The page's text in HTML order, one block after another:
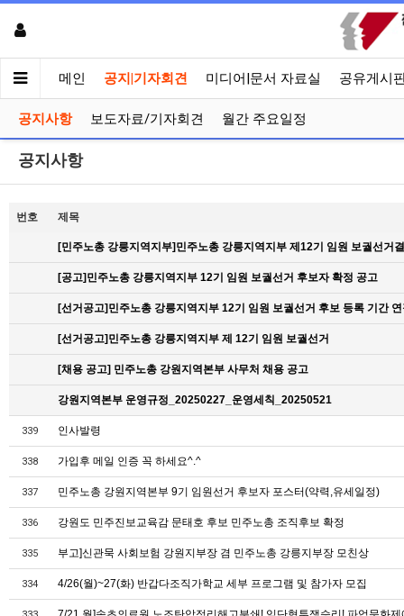
메인 공지|기자회견 미디어|문서 자료실 공유게시
공지사항 보도자료/기자회견 월간 주요일정
공지사항
번호 제목
[민주노총 강릉지역지부]민주노총 강릉지역지부 제12기 임원 보궐선거
[공고]민주노총 강릉지역지부 12기 임원 보궐선거 후보자 확정 공고
[선거공고]민주노총 강릉지역지부 12기 임원 보궐선거 후보 등록 기간
[선거공고]민주노총 강릉지역지부 제 12기 임원 보궐선거
[채용 공고] 민주노총 강원지역본부 사무처 채용 공고
강원지역본부 운영규정_20250227_운영세칙_20250521
339 인사발령
338 가입후 메일 인증 꼭 하세요^.^
337 민주노총 강원지역본부 9기 임원선거 후보자 포스터(약력,유세일정)
336 강원도 민주진보교육감 문태호 후보 민주노총 조직후보 확정
335 부고]신관묵 사회보험 강원지부장 겸 민주노총 강릉지부장 모친상
334 4/26(월)~27(화) 반갑다조직가학교 세부 프로그램 및 참가자 모집